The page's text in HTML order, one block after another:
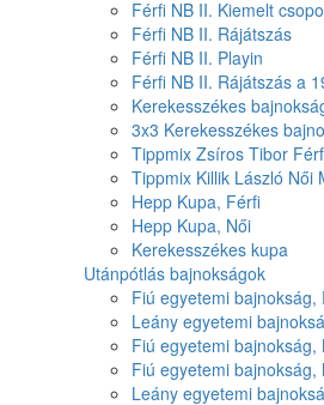
Férfi NB II. Kiemelt
Férfi NB II. Rájátszás
Férfi NB II. Playin
Férfi NB II. Rájátszás a
Kerekesszékes
3x3 Kerekesszékes
Tippmix Zsíros Tibor
Tippmix Killik László Női
Hepp Kupa, Férfi
Hepp Kupa, Női
Kerekesszékes kupa
Utánpótlás bajnokságok
Fiú egyetemi bajnokság,
Leány egyetemi
Fiú egyetemi bajnokság,
Fiú egyetemi bajnokság,
Leány egyetemi